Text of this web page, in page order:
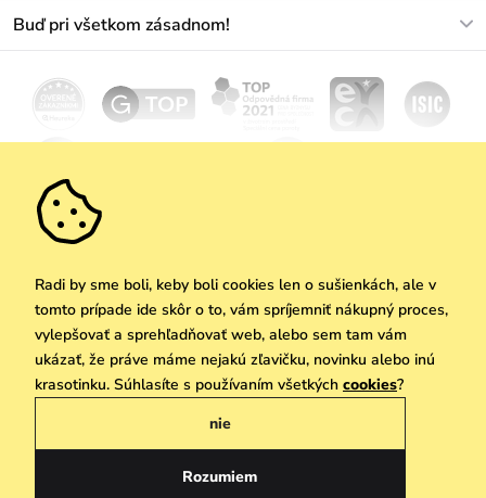
Materiály a údržba
Vrátenie a reklamácia
Darčekové poukazy
We Care
Vuchlook
Predajne
Buď pri všetkom zásadnom!
Odoberať
Copyright © 2026 Vuch s.r.o. Všetky práva vyhradené. Technicky zabezpečuje
Simplia.cz
Radi by sme boli, keby boli cookies len o sušienkách, ale v
tomto prípade ide skôr o to, vám spríjemniť nákupný proces,
vylepšovať a sprehľadňovať web, alebo sem tam vám
ukázať, že práve máme nejakú zľavičku, novinku alebo inú
krasotinku. Súhlasíte s používaním všetkých cookies?
nie
Rozumiem